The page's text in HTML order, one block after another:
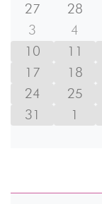
27
28
3
4
10
11
17
18
24
25
31
1